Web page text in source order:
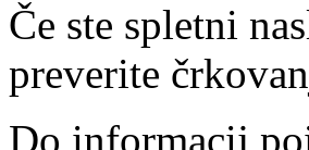
Če ste spletni
preverite
Do informacij